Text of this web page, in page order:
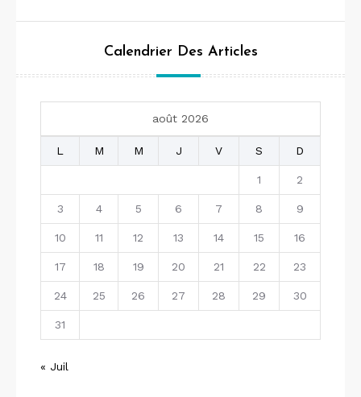
Calendrier Des Articles
août 2026
L M M J V S D
1 2
3 4 5 6 7 8 9
10 11 12 13 14 15 16
17 18 19 20 21 22 23
24 25 26 27 28 29 30
31
« Juil